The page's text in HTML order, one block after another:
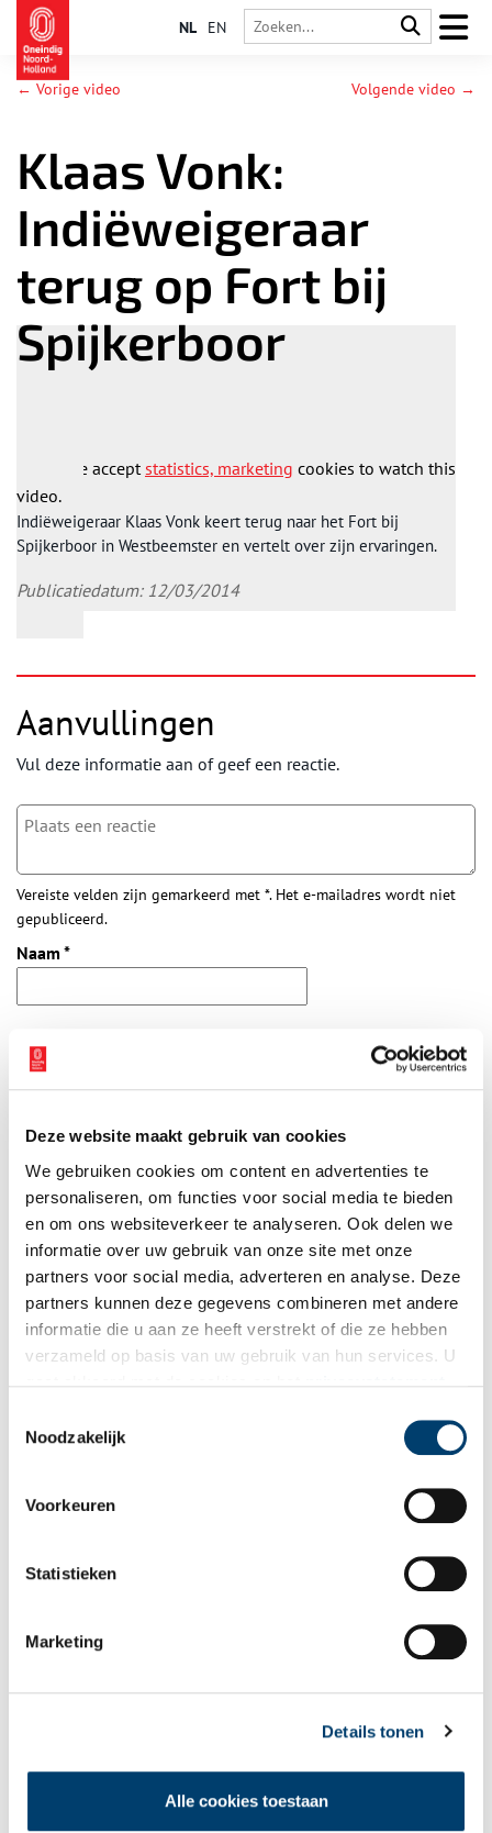
Deze website maakt gebruik van cookies
We gebruiken cookies om content en advertenties te
personaliseren, om functies voor social media te bieden
en om ons websiteverkeer te analyseren. Ook delen we
informatie over uw gebruik van onze site met onze
partners voor social media, adverteren en analyse. Deze
partners kunnen deze gegevens combineren met andere
informatie die u aan ze heeft verstrekt of die ze hebben
verzameld op basis van uw gebruik van hun services. U
Noodzakelijk
Voorkeuren
Statistieken
Marketing
Details tonen
Alle cookies toestaan
NL EN
← Vorige video Volgende video →
Klaas Vonk:
Indiëweigeraar
terug op Fort bij
Spijkerboor
Please acceptstatistics, marketing cookies to watch this
video.
Indiëweigeraar Klaas Vonk keert terug naar het Fort bij
Spijkerboor in Westbeemster en vertelt over zijn ervaringen.
Publicatiedatum: 12/03/2014
Aanvullingen
Vul deze informatie aan of geef een reactie.
Vereiste velden zijn gemarkeerd met *. Het e-mailadres wordt niet
gepubliceerd.
Naam *
Bekijk meer video's
begraven liggen?